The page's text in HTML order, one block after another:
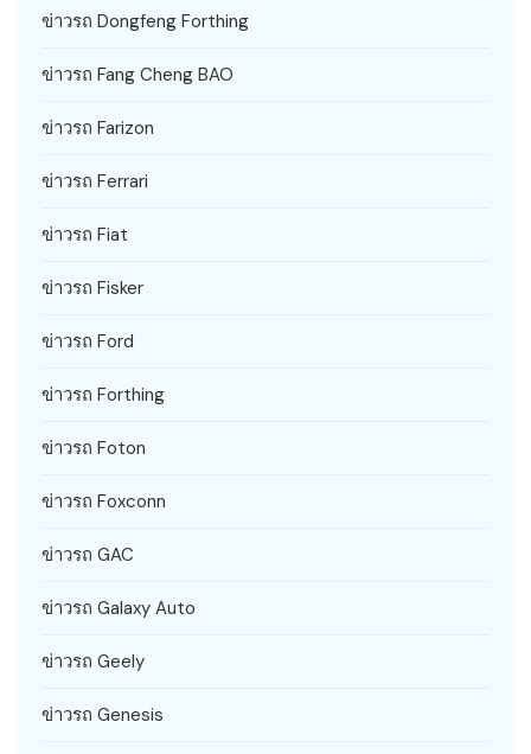
ข่าวรถ Dongfeng Forthing
ข่าวรถ Fang Cheng BAO
ข่าวรถ Farizon
ข่าวรถ Ferrari
ข่าวรถ Fiat
ข่าวรถ Fisker
ข่าวรถ Ford
ข่าวรถ Forthing
ข่าวรถ Foton
ข่าวรถ Foxconn
ข่าวรถ GAC
ข่าวรถ Galaxy Auto
ข่าวรถ Geely
ข่าวรถ Genesis